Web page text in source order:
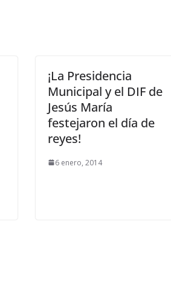
¡La Presidencia
Municipal y el DIF de
Jesús María
festejaron el día de
reyes!
6 enero, 2014